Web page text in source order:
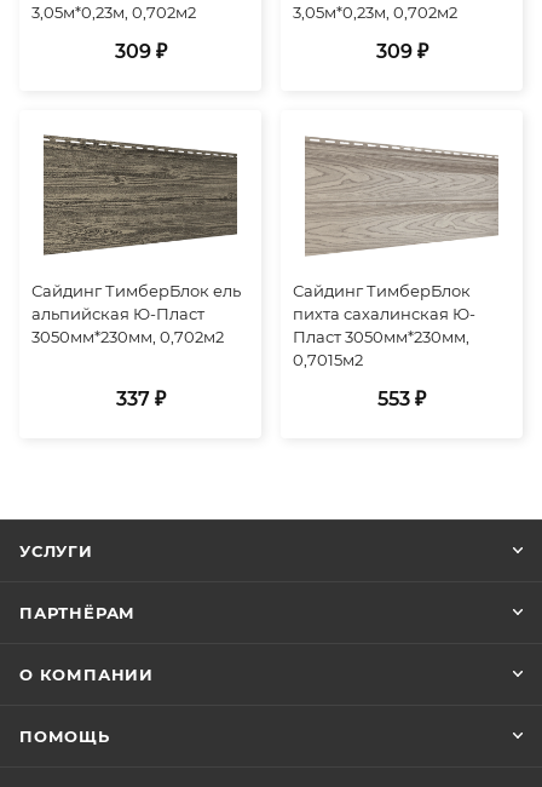
3,05м*0,23м, 0,702м2
309 ₽
3,05м*0,23м, 0,702м2
309 ₽
Сайдинг ТимберБлок ель
альпийская Ю-Пласт
3050мм*230мм, 0,702м2
337 ₽
Сайдинг ТимберБлок
пихта сахалинская Ю-
Пласт 3050мм*230мм,
0,7015м2
553 ₽
УСЛУГИ
ПАРТНЁРАМ
О КОМПАНИИ
ПОМОЩЬ